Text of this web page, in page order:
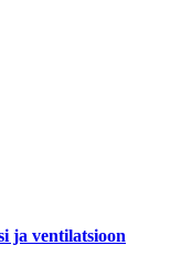
ja ventilatsioon